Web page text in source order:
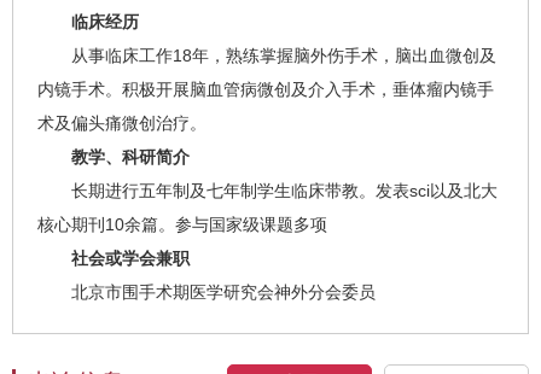
临床经历
从事临床工作18年，熟练掌握脑外伤手术，脑出血微创及
内镜手术。积极开展脑血管病微创及介入手术，垂体瘤内镜手
术及偏头痛微创治疗。
教学、科研简介
长期进行五年制及七年制学生临床带教。发表sci以及北大
核心期刊10余篇。参与国家级课题多项
社会或学会兼职
北京市围手术期医学研究会神外分会委员